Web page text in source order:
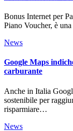
Bonus Internet per
Piano Voucher, è
News
Google Maps
carburante
Anche in Italia
sostenibile per
risparmiare…
News